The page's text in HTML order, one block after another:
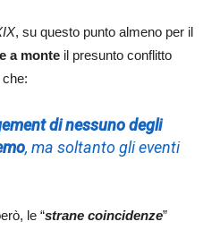
, su questo punto almeno per il
a monte il presunto conflitto
che:
di nessuno degli
, ma soltanto gli eventi
le “strane coincidenze”